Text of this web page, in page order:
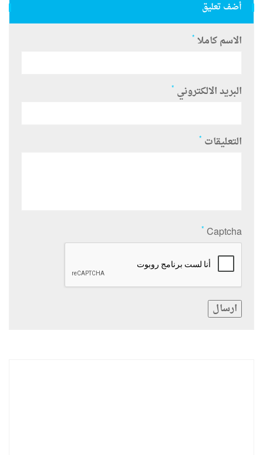
أضف تعليق
الاسم كاملا *
البريد الالكتروني *
التعليقات *
Captcha
*
ارسال